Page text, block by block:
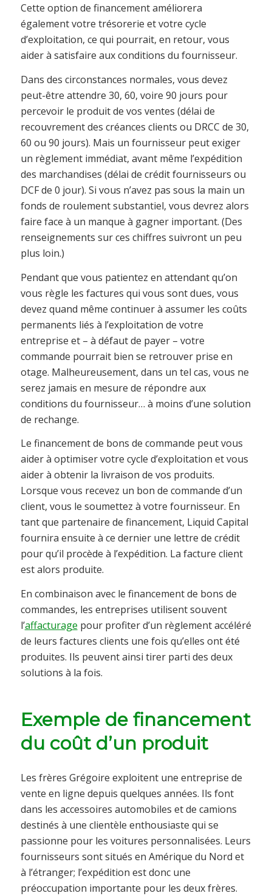
Cette option de financement améliorera
également votre trésorerie et votre cycle
d’exploitation, ce qui pourrait, en retour, vous
aider à satisfaire aux conditions du fournisseur.
Dans des circonstances normales, vous devez
peut-être attendre 30, 60, voire 90 jours pour
percevoir le produit de vos ventes (délai de
recouvrement des créances clients ou DRCC de 30,
60 ou 90 jours). Mais un fournisseur peut exiger
un règlement immédiat, avant même l’expédition
des marchandises (délai de crédit fournisseurs ou
DCF de 0 jour). Si vous n’avez pas sous la main un
fonds de roulement substantiel, vous devrez alors
faire face à un manque à gagner important. (Des
renseignements sur ces chiffres suivront un peu
plus loin.)
Pendant que vous patientez en attendant qu’on
vous règle les factures qui vous sont dues, vous
devez quand même continuer à assumer les coûts
permanents liés à l’exploitation de votre
entreprise et – à défaut de payer – votre
commande pourrait bien se retrouver prise en
otage. Malheureusement, dans un tel cas, vous ne
serez jamais en mesure de répondre aux
conditions du fournisseur… à moins d’une solution
de rechange.
Le financement de bons de commande peut vous
aider à optimiser votre cycle d’exploitation et vous
aider à obtenir la livraison de vos produits.
Lorsque vous recevez un bon de commande d’un
client, vous le soumettez à votre fournisseur. En
tant que partenaire de financement, Liquid Capital
fournira ensuite à ce dernier une lettre de crédit
pour qu’il procède à l’expédition. La facture client
est alors produite.
En combinaison avec le financement de bons de
commandes, les entreprises utilisent souvent
l’affacturage pour profiter d’un règlement accéléré
de leurs factures clients une fois qu’elles ont été
produites. Ils peuvent ainsi tirer parti des deux
solutions à la fois.
Exemple de financement
du coût d’un produit
Les frères Grégoire exploitent une entreprise de
vente en ligne depuis quelques années. Ils font
dans les accessoires automobiles et de camions
destinés à une clientèle enthousiaste qui se
passionne pour les voitures personnalisées. Leurs
fournisseurs sont situés en Amérique du Nord et
à l’étranger; l’expédition est donc une
préoccupation importante pour les deux frères.